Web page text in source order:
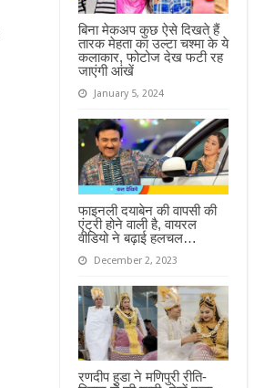
बिना मेकअप कुछ ऐसे दिखते हैं
तारक मेहता का उल्टा चश्मा के ये
कलाकार, फोटोज देख फटी रह
जाएंगी आंखें
January 5, 2024
फाइनली दयाबेन की वापसी की
एंट्री होने वाली है, वायरल
वीडियो ने बढ़ाई हलचल…
December 2, 2023
रणदीप हुडा ने मणिपुरी रीति-